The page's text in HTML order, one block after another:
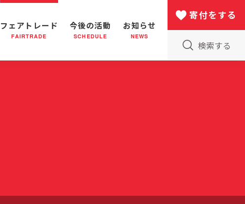
来 小隊(教会)のはたらき 日本における救世軍の130年
のCD バザー 災害支援
出版物のご案内
フェアトレード
FAIRTRADE
今後の活動
SCHEDULE
お知らせ
NEWS
検索する
寄付をする